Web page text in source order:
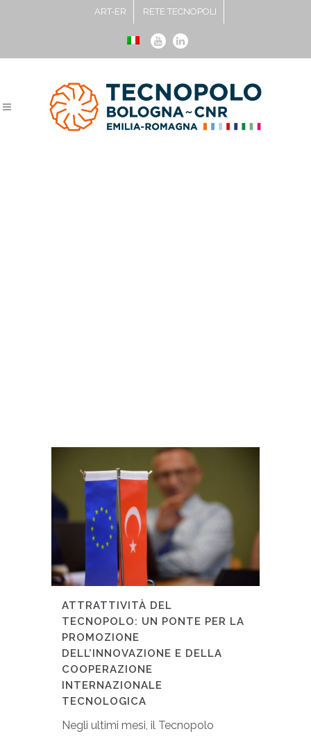
ART-ER RETE TECNOPOLI
ATTRATTIVITÀ DEL
TECNOPOLO: UN PONTE PER LA
PROMOZIONE
DELL’INNOVAZIONE E DELLA
COOPERAZIONE
INTERNAZIONALE
TECNOLOGICA
Negli ultimi mesi, il Tecnopolo